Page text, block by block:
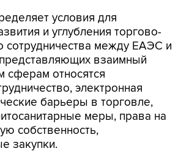
условия для
и углубления торгово-
сотрудничества между ЕАЭС и
взаимный
сферам относятся
электронная
барьеры в торговле,
меры, права на
собственность,
закупки.